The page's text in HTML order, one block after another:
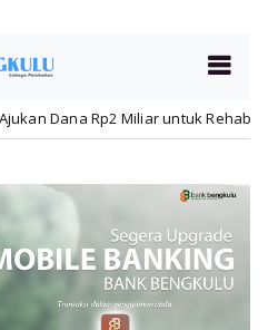
Rehabilitasi SMPN 19